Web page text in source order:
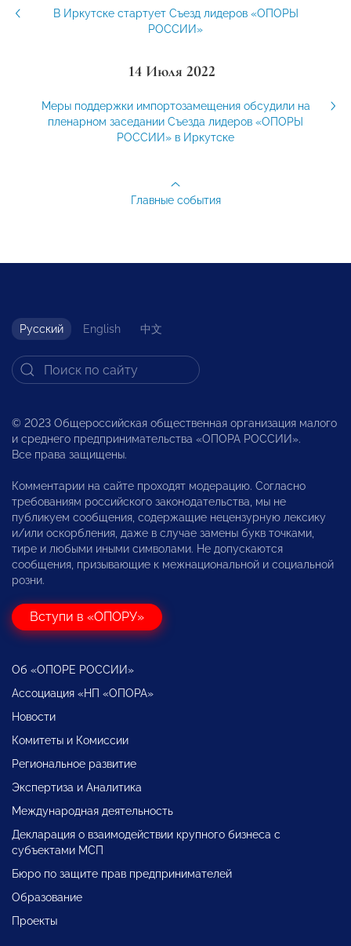
В Иркутске стартует Съезд лидеров «ОПОРЫ
РОССИИ»
14 Июля 2022
Меры поддержки импортозамещения обсудили на
пленарном заседании Съезда лидеров «ОПОРЫ
РОССИИ» в Иркутске
Главные события
Русский English 中文
© 2023 Общероссийская общественная организация малого
и среднего предпринимательства «ОПОРА РОССИИ».
Все права защищены.
Комментарии на сайте проходят модерацию. Согласно
требованиям российского законодательства, мы не
публикуем сообщения, содержащие нецензурную лексику
и/или оскорбления, даже в случае замены букв точками,
тире и любыми иными символами. Не допускаются
сообщения, призывающие к межнациональной и социальной
розни.
Вступи в «ОПОРУ»
Об «ОПОРЕ РОССИИ»
Ассоциация «НП «ОПОРА»
Новости
Комитеты и Комиссии
Региональное развитие
Экспертиза и Аналитика
Международная деятельность
Декларация о взаимодействии крупного бизнеса с
субъектами МСП
Бюро по защите прав предпринимателей
Образование
Проекты